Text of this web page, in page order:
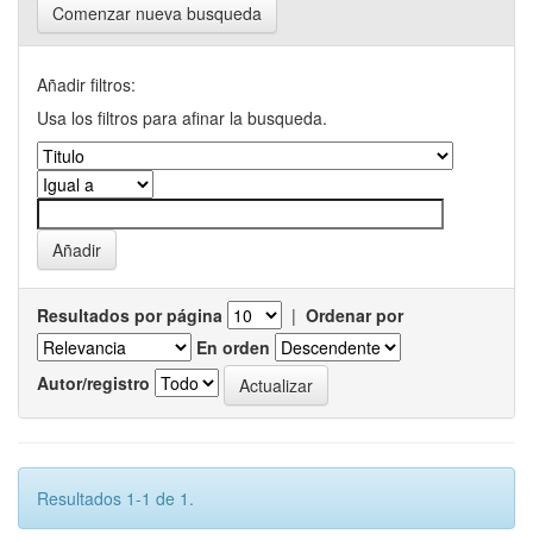
Comenzar nueva busqueda
Añadir filtros:
Usa los filtros para afinar la busqueda.
Resultados por página | Ordenar por
En orden
Autor/registro
Resultados 1-1 de 1.